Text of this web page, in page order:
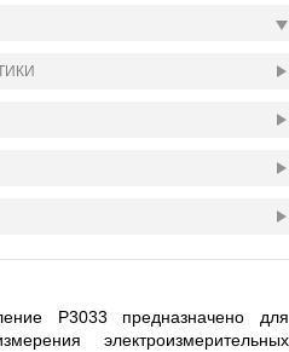
Р3033 предназначено для
электроизмерительных